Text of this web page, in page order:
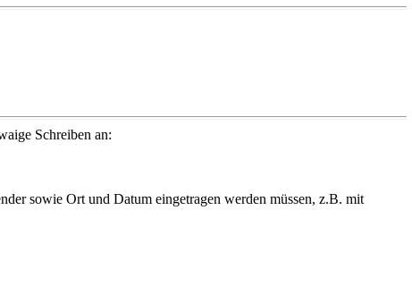
Schreiben an:
sowie Ort und Datum eingetragen werden müssen, z.B. mit